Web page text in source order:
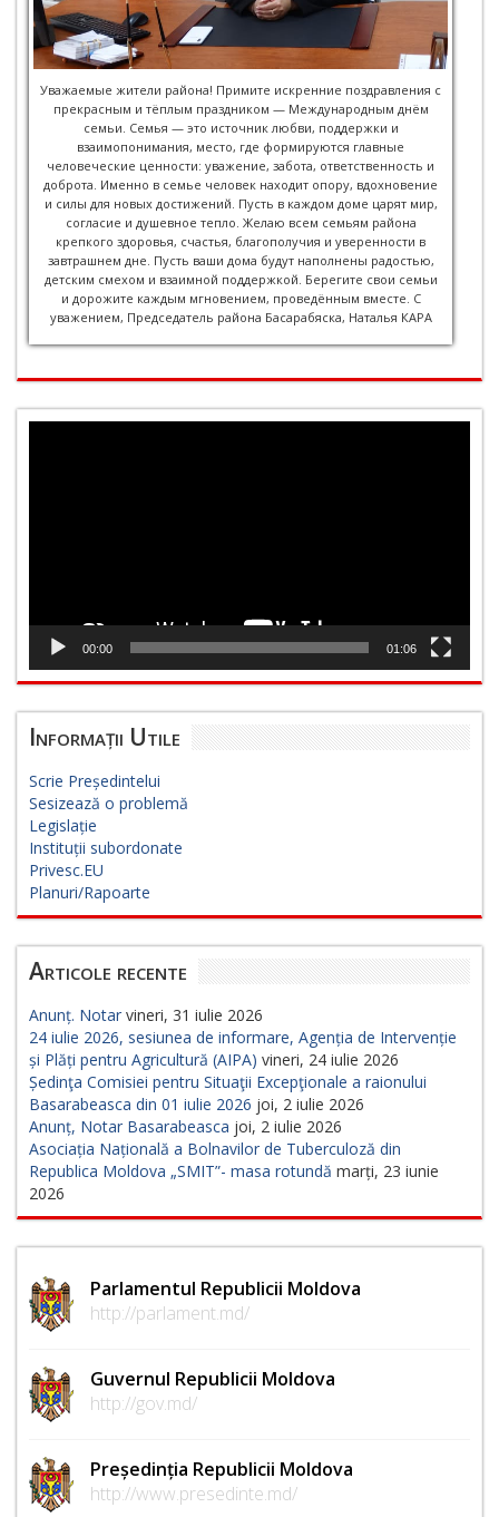
Уважаемые жители района! Примите искренние поздравления с
прекрасным и тёплым праздником — Международным днём
семьи. Семья — это источник любви, поддержки и
взаимопонимания, место, где формируются главные
человеческие ценности: уважение, забота, ответственность и
доброта. Именно в семье человек находит опору, вдохновение
и силы для новых достижений. Пусть в каждом доме царят мир,
согласие и душевное тепло. Желаю всем семьям района
крепкого здоровья, счастья, благополучия и уверенности в
завтрашнем дне. Пусть ваши дома будут наполнены радостью,
детским смехом и взаимной поддержкой. Берегите свои семьи
и дорожите каждым мгновением, проведённым вместе. С
уважением, Председатель района Басарабяска, Наталья КАРА
00:00 01:06
Informații Utile
Scrie Președintelui
Sesizează o problemă
Legislație
Instituții subordonate
Privesc.EU
Planuri/Rapoarte
Articole recente
Anunț. Notar vineri, 31 iulie 2026
24 iulie 2026, sesiunea de informare, Agenția de Intervenție
și Plăți pentru Agricultură (AIPA) vineri, 24 iulie 2026
Ședinţa Comisiei pentru Situaţii Excepţionale a raionului
Basarabeasca din 01 iulie 2026 joi, 2 iulie 2026
Anunț, Notar Basarabeasca joi, 2 iulie 2026
Asociația Națională a Bolnavilor de Tuberculoză din
Republica Moldova „SMIT”- masa rotundă marți, 23 iunie
2026
Parlamentul Republicii Moldova
http://parlament.md/
Guvernul Republicii Moldova
http://gov.md/
Președinția Republicii Moldova
http://www.presedinte.md/